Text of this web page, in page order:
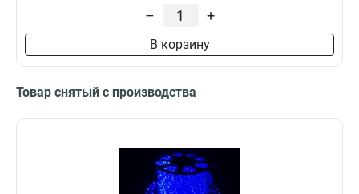
– +
В корзину
Товар снятый с производства